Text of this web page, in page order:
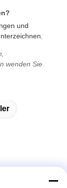
und
wenden Sie